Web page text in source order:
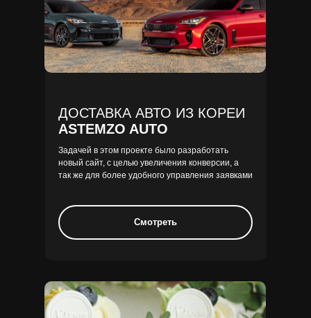
ДОСТАВКА АВТО ИЗ КОРЕИ
ASTEMZO AUTO
Задачей в этом проекте было разработать
новый сайт, с целью увеличения конверсии, а
так же для более удобного управления заявками
Смотреть